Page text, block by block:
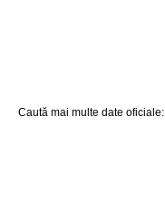
Caută mai multe date oficiale: